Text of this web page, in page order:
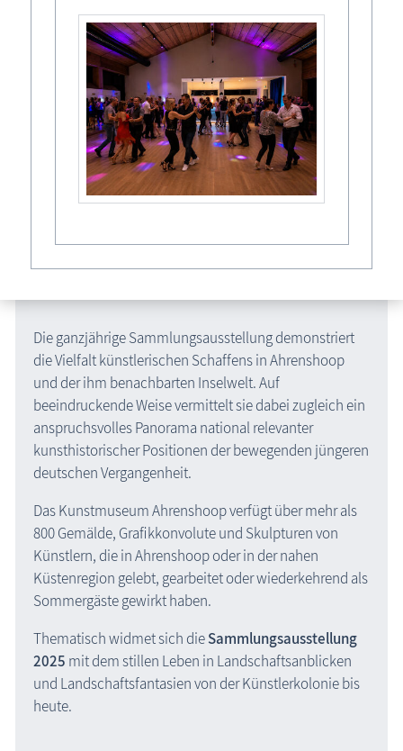
Kunstmuseum Ahresnhoop
01.01.2025
Diesen Termin zu Ihrem Kalender hinzufügen
Weitere Informationen
Die ganzjährige Sammlungsausstellung demonstriert
die Vielfalt künstlerischen Schaffens in Ahrenshoop
und der ihm benachbarten Inselwelt. Auf
beeindruckende Weise vermittelt sie dabei zugleich ein
anspruchsvolles Panorama national relevanter
kunsthistorischer Positionen der bewegenden jüngeren
deutschen Vergangenheit.
Das Kunstmuseum Ahrenshoop verfügt über mehr als
800 Gemälde, Grafikkonvolute und Skulpturen von
Künstlern, die in Ahrenshoop oder in der nahen
Küstenregion gelebt, gearbeitet oder wiederkehrend als
Sommergäste gewirkt haben.
Thematisch widmet sich dieSammlungsausstellung
2025 mit dem stillen Leben in Landschaftsanblicken
und Landschaftsfantasien von der Künstlerkolonie bis
heute.